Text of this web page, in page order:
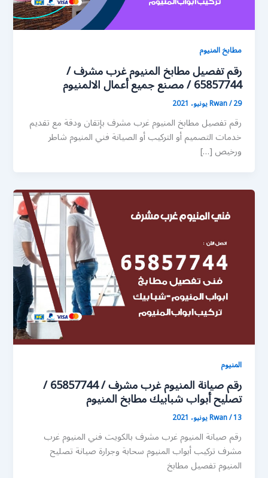
مطابخ المنيوم
رقم تفصيل مطابخ المنيوم غرب مشرف /
65857744 / مصنع جميع أعمال الالمنيوم
Rwan/29 يونيو، 2021
رقم تفصيل مطابخ المنيوم غرب مشرف بإتقان ودقة مع تقديم
خدمات التصميم أو التركيب أو الصيانة فني المنيوم شاطر
ورخيص […]
المنيوم
رقم صيانة المنيوم غرب مشرف / 65857744 /
تصليح أبواب شبابيك مطابخ المنيوم
Rwan/13 يونيو، 2021
رقم صيانة المنيوم غرب مشرف بالكويت فني المنيوم غرب
مشرف تركيب أبواب المنيوم سحابة وجرارة صيانة تصليح
المنيوم تفصيل مطابخ